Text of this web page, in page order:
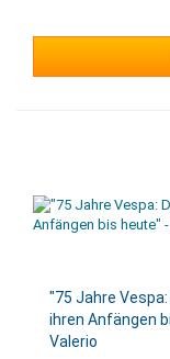
"75 Jahre
ihren Anfängen
Valerio